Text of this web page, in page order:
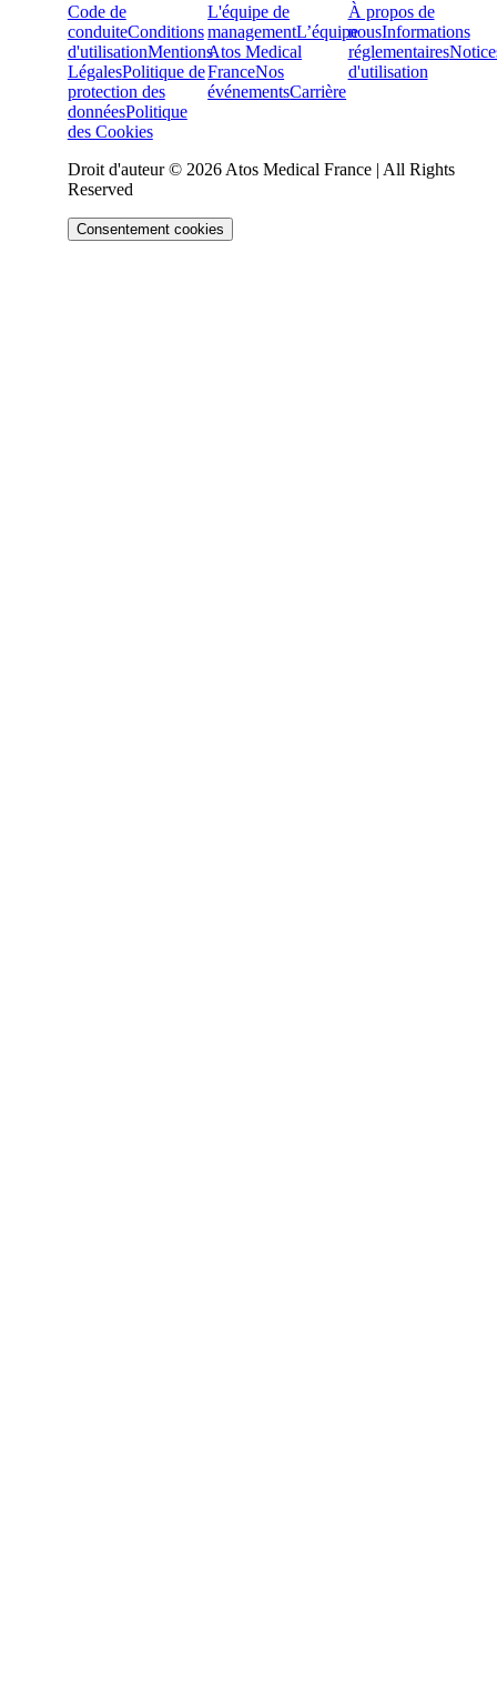
Code de
conduiteConditions
d'utilisationMentions
LégalesPolitique de
protection des
donnéesPolitique
des Cookies
L'équipe de
managementL’équipe
Atos Medical
FranceNos
événementsCarrière
À propos de
nousInformations
réglementaires
d'utilisation
Droit d'auteur © 2026 Atos Medical France | All Rights
Reserved
Consentement cookies